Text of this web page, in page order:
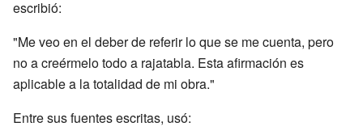
escribió:
"Me veo en el deber de referir lo que se me cuenta, pero
no a creérmelo todo a rajatabla. Esta afirmación es
aplicable a la totalidad de mi obra."
Entre sus fuentes escritas, usó: